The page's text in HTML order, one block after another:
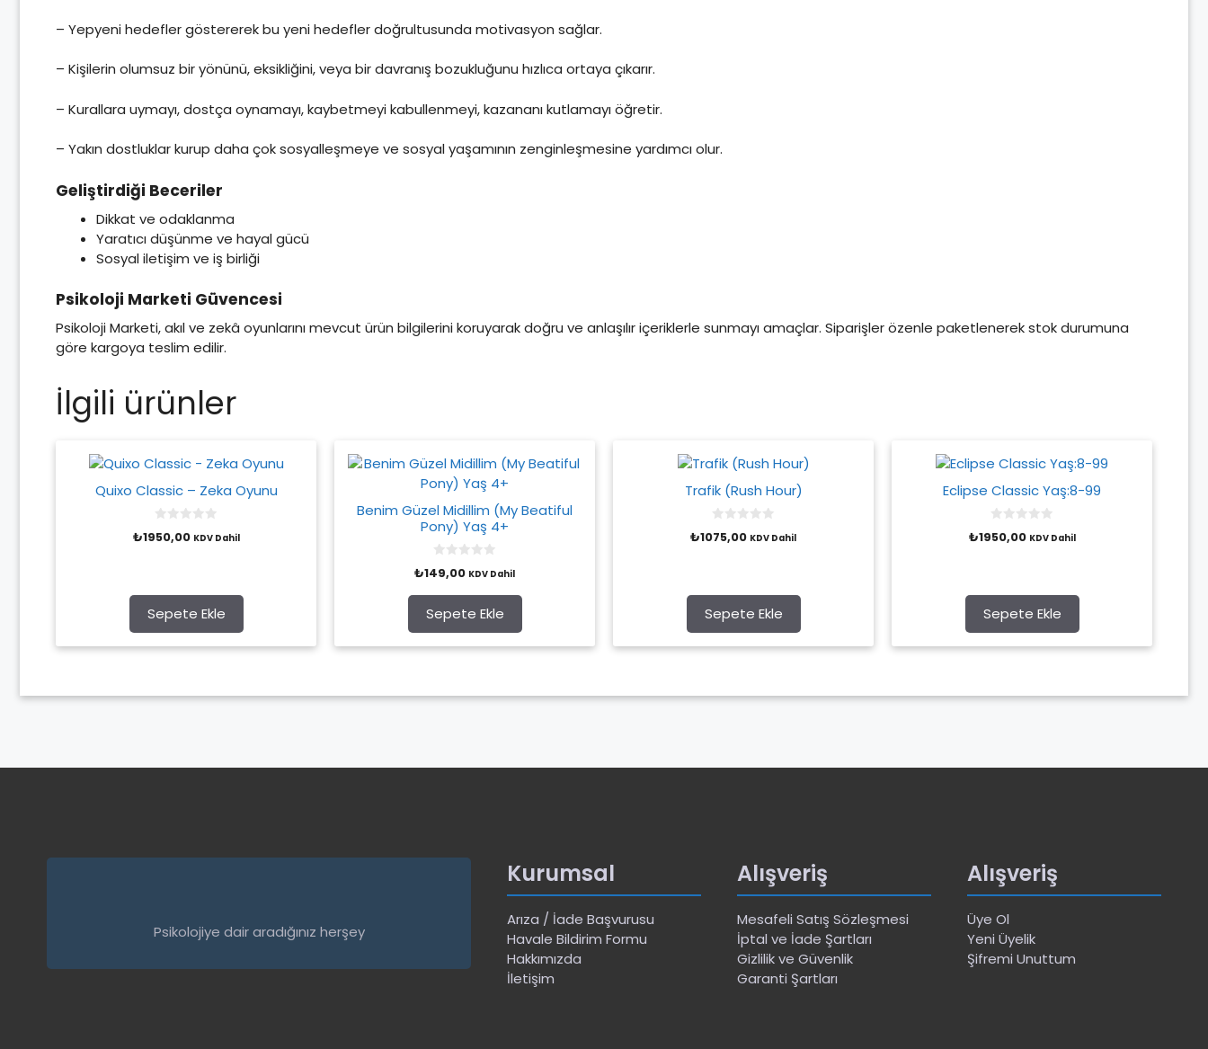
– Yepyeni hedefler göstererek bu yeni hedefler doğrultusunda motivasyon sağlar.
– Kişilerin olumsuz bir yönünü, eksikliğini, veya bir davranış bozukluğunu hızlıca ortaya çıkarır.
– Kurallara uymayı, dostça oynamayı, kaybetmeyi kabullenmeyi, kazananı kutlamayı öğretir.
– Yakın dostluklar kurup daha çok sosyalleşmeye ve sosyal yaşamının zenginleşmesine yardımcı olur.
Geliştirdiği Beceriler
Dikkat ve odaklanma
Yaratıcı düşünme ve hayal gücü
Sosyal iletişim ve iş birliği
Psikoloji Marketi Güvencesi
Psikoloji Marketi, akıl ve zekâ oyunlarını mevcut ürün bilgilerini koruyarak doğru ve anlaşılır içeriklerle sunmayı amaçlar. Siparişler özenle paketlenerek stok durumuna
göre kargoya teslim edilir.
İlgili ürünler
Quixo Classic – Zeka Oyunu
0
o
5
₺1950,00 KDV Dahil
Sepete Ekle
Benim Güzel Midillim (My Beatiful
Pony) Yaş 4+
0
o
t
o
f
5
₺149,00 KDV Dahil
Sepete Ekle
Trafik (Rush Hour)
0
o
5
₺1075,00 KDV Dahil
Sepete Ekle
Eclipse Classic Yaş:8-99
0
o
5
₺1950,00 KDV Dahil
Sepete Ekle
Psikolojiye dair aradığınız herşey
Kurumsal
Arıza / İade Başvurusu
Havale Bildirim Formu
Hakkımızda
İletişim
Alışveriş
Mesafeli Satış Sözleşmesi
İptal ve İade Şartları
Gizlilik ve Güvenlik
Garanti Şartları
Alışveriş
Üye Ol
Yeni Üyelik
Şifremi Unuttum